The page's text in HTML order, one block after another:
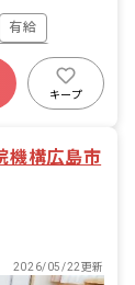
類の着脱等
装着 ・行事
成
有給
歓迎
キープ
機構広島市
2026/05/22更新